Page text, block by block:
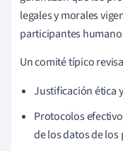
legales y morales
participantes
Un comité típico
Justificación ética
Protocolos
de los datos de